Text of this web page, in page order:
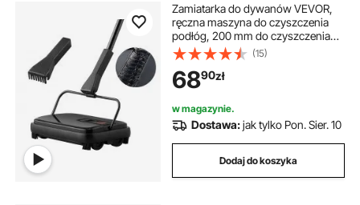
Zamiatarka do dywanów VEVOR,
ręczna maszyna do czyszczenia
podłóg, 200 mm do czyszczenia
dywanów i twardych podłóg,
urządzenie do usuwania sierści
zwierząt, szczotka-grzebień do
usuwania brudu/sierści bez użycia
prądu
(15)
6890zł
w magazynie.
Dostawa:jak tylko Pon. Sier. 10
Dodaj do koszyka